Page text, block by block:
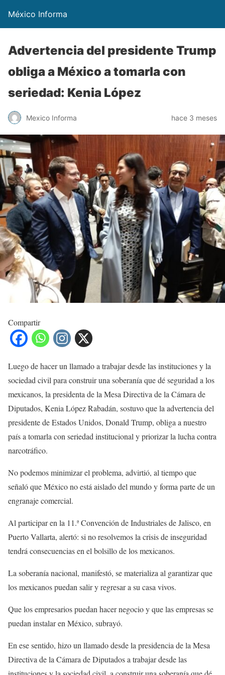
México Informa
Advertencia del presidente Trump
obliga a México a tomarla con
seriedad: Kenia López
Mexico Informa hace 3 meses
Compartir
Luego de hacer un llamado a trabajar desde las instituciones y la
sociedad civil para construir una soberanía que dé seguridad a los
mexicanos, la presidenta de la Mesa Directiva de la Cámara de
Diputados, Kenia López Rabadán, sostuvo que la advertencia del
presidente de Estados Unidos, Donald Trump, obliga a nuestro
país a tomarla con seriedad institucional y priorizar la lucha contra
narcotráfico.
No podemos minimizar el problema, advirtió, al tiempo que
señaló que México no está aislado del mundo y forma parte de un
engranaje comercial.
Al participar en la 11.ª Convención de Industriales de Jalisco, en
Puerto Vallarta, alertó: si no resolvemos la crisis de inseguridad
tendrá consecuencias en el bolsillo de los mexicanos.
La soberanía nacional, manifestó, se materializa al garantizar que
los mexicanos puedan salir y regresar a su casa vivos.
Que los empresarios puedan hacer negocio y que las empresas se
puedan instalar en México, subrayó.
En ese sentido, hizo un llamado desde la presidencia de la Mesa
Directiva de la Cámara de Diputados a trabajar desde las